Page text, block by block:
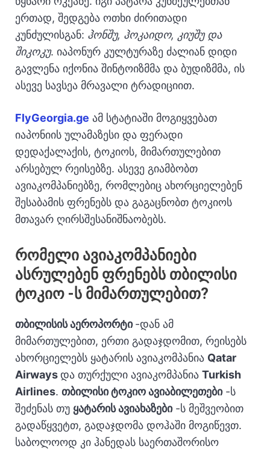
ერთად, შედგება ოთხი ძირითადი
კუნძულისგან: ჰონშუ, ჰოკაიდო, კიუშუ და
შიკოკუ. იაპონურ კულტურაზე ძალიან დიდი
გავლენა იქონია შინტოიზმმა და ბუდიზმმა, ის
ასევე სავსეა მრავალი ტრადიციით.
FlyGeorgia.ge ამ სტატიაში მოგიყვებათ
იაპონიის ულამაზესი და ფერადი
დედაქალაქის, ტოკიოს, მიმართულებით
არსებულ რეისებზე. ასევე გიამბობთ
ავიაკომპანიებზე, რომლებიც ახორციელებენ
შესაბამის ფრენებს და გაგაცნობთ ტოკიოს
მთავარ ღირსშესანიშნაობებს.
რომელი ავიაკომპანიები
ასრულებენ ფრენებს თბილისი
ტოკიო -ს მიმართულებით?
თბილისის აეროპორტი-დან ამ
მიმართულებით, ერთი გადაჯდომით, რეისებს
ახორციელებს ყატარის ავიაკომპანია Qatar
Airways და თურქული ავიაკომპანია Turkish
Airlines. თბილისი ტოკიო ავიაბილეთები-ს
შეძენას თუ ყატარის ავიახაზები-ს მეშვეობით
გადაწყვეტთ, გადაჯდომა დოჰაში მოგიწევთ.
საბოლოოდ კი ჰანედას საერთაშორისო